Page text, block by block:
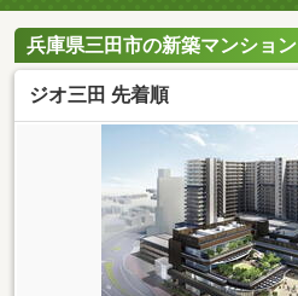
兵庫県三田市の新築マンション
ジオ三田 先着順